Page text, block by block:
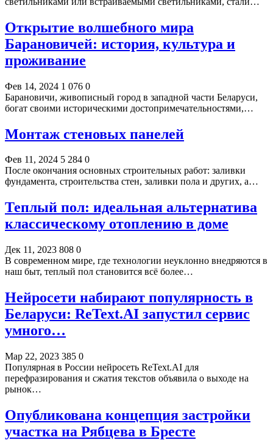
Открытие волшебного мира
Барановичей: история, культура и
проживание
Фев 14, 2024 1 076 0
Барановичи, живописный город в западной части Беларуси,
богат своими историческими достопримечательностями,…
Монтаж стеновых панелей
Фев 11, 2024 5 284 0
После окончания основных строительных работ: заливки
фундамента, строительства стен, заливки пола и других, а…
Теплый пол: идеальная альтернатива
классическому отоплению в доме
Дек 11, 2023 808 0
В современном мире, где технологии неуклонно внедряются в
наш быт, теплый пол становится всё более…
Нейросети набирают популярность в
Беларуси: ReText.AI запустил сервис
умного…
Мар 22, 2023 385 0
Популярная в России нейросеть ReText.AI для
перефразирования и сжатия текстов объявила о выходе на
рынок…
Опубликована концепция застройки
участка на Рябцева в Бресте